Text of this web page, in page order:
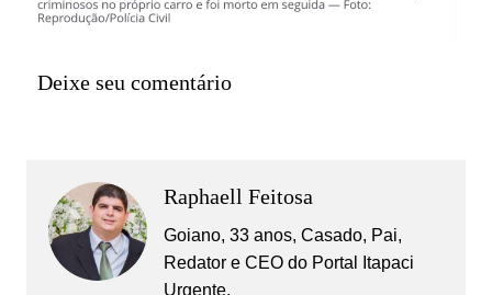
Deixe seu comentário
Raphaell Feitosa
Goiano, 33 anos, Casado, Pai,
Redator e CEO do Portal Itapaci
Urgente.